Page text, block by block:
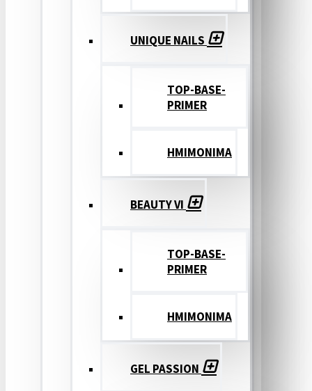
UNIQUE NAILS
TOP-BASE-
PRIMER
ΗΜΙΜΟΝΙΜΑ
BEAUTY VI
TOP-BASE-
PRIMER
ΗΜΙΜΟΝΙΜΑ
GEL PASSION